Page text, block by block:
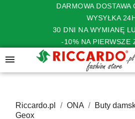
DARMOWA DOSTAWA
WYSYŁKA
30 DNI NA WYMIANĘ
-10% NA PIERWSZE

Riccardo.pl ONA Buty
Geox